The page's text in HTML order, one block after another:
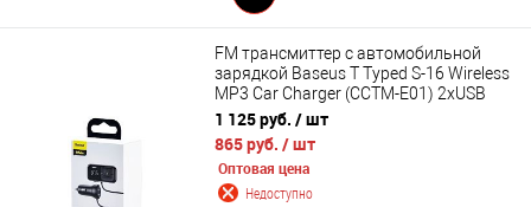
FM трансмиттер c автомобильной
зарядкой Baseus T Typed S-16 Wireless
MP3 Car Charger (CCTM-E01) 2xUSB
1 125 руб. / шт
865 руб. / шт
Оптовая цена
Недоступно